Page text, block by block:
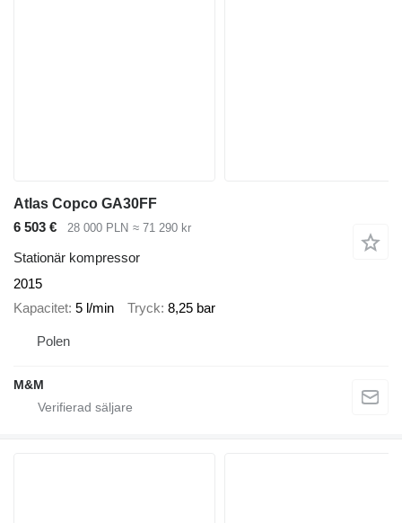
Atlas Copco GA30FF
6 503 €
28 000 PLN ≈ 71 290 kr
Stationär kompressor
2015
Kapacitet 5 l/min Tryck 8,25 bar
Polen
M&M